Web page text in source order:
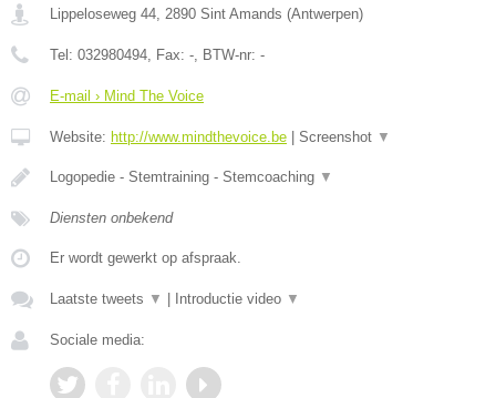
Lippeloseweg 44 2890 Sint Amands (Antwerpen)
Tel: 032980494 , Fax: - , BTW-nr: -
E-mail › Mind The Voice
Website: http://www.mindthevoice.be | Screenshot ▼
Logopedie - Stemtraining - Stemcoaching ▼
Diensten onbekend
Er wordt gewerkt op afspraak.
Laatste tweets ▼ | Introductie video ▼
Sociale media: